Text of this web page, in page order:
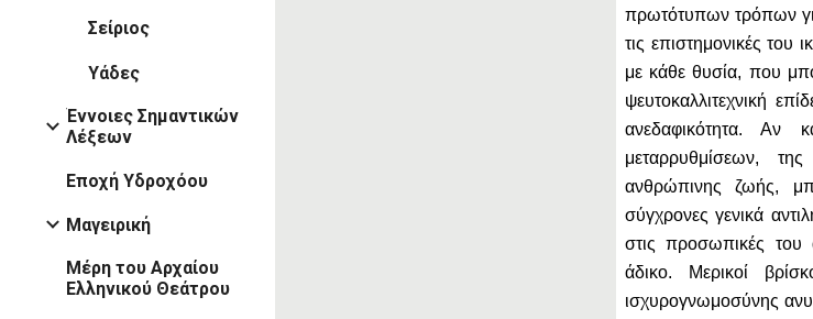
Σείριος
Υάδες
Έννοιες Σημαντικών
Λέξεων
Εποχή Υδροχόου
Μαγειρική
Μέρη του Αρχαίου
Ελληνικού Θεάτρου
πρωτότυπων τρόπων για
τις επιστημονικές
με κάθε θυσία, που
ψευτοκαλλιτεχνική
ανεδαφικότητα. Αν
μεταρρυθμίσεων,
ανθρώπινης ζωής,
σύγχρονες γενικά
στις προσωπικές του
άδικο. Μερικοί
ισχυρογνωμοσύνης